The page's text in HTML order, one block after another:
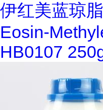
伊红美蓝琼脂
Eosin-
HB0107